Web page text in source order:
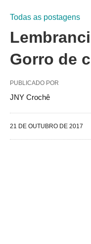
Todas as postagens
Gorro de
PUBLICADO POR
JNY Crochê
21 DE OUTUBRO DE 2017